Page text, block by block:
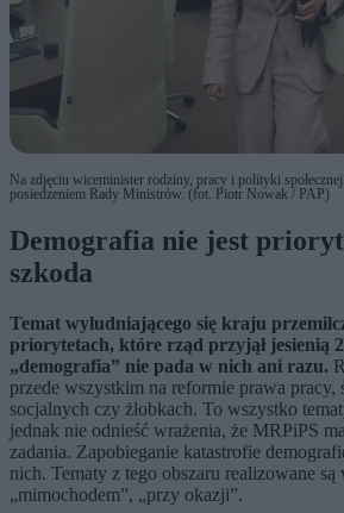
Na zdjęciu wiceminister rodziny, pracy i polityki
posiedzeniem Rady Ministrów. (fot. Piotr Nowak / PAP)
Demografia nie jest
szkoda
Temat wyludniającego się kraju
priorytetach, które rząd przyjął jesienią
„demografia” nie pada w nich ani razu.
przede wszystkim na reformie prawa pracy,
socjalnych czy żłobkach. To wszystko
jednak nie odnieść wrażenia, że MRPiPS
zadania. Zapobieganie katastrofie
nich. Tematy z tego obszaru realizowane są
„mimochodem”, „przy okazji”.